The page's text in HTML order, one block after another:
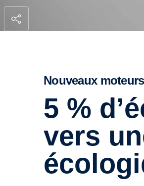
Nouveaux
5 % d’économie de carburant :
vers